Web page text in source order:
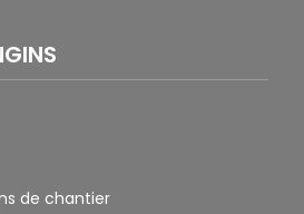
de chantier